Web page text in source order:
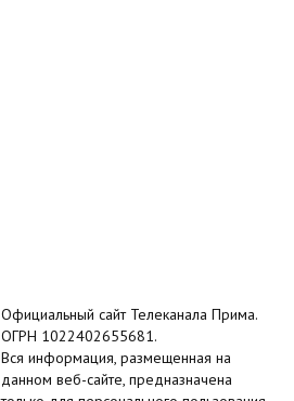
Официальный сайт Телеканала Прима.
ОГРН 1022402655681.
Вся информация, размещенная на
данном веб-сайте, предназначена